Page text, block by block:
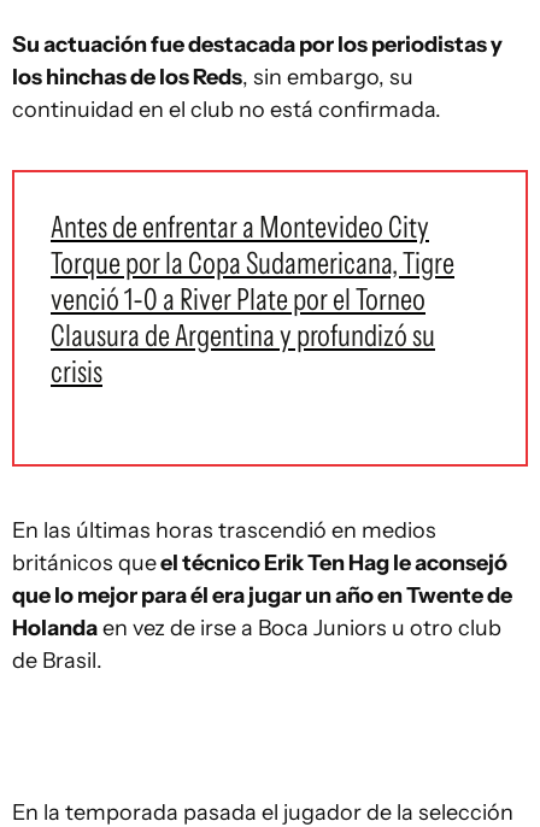
Su actuación fue destacada por los periodistas y
los hinchas de los Reds, sin embargo, su
continuidad en el club no está confirmada.
Antes de enfrentar a Montevideo City
Torque por la Copa Sudamericana, Tigre
venció 1-0 a River Plate por el Torneo
Clausura de Argentina y profundizó su
crisis
En las últimas horas trascendió en medios
británicos queel técnico Erik Ten Hag le aconsejó
que lo mejor para él era jugar un año en Twente de
Holandaen vez de irse a Boca Juniors u otro club
de Brasil.
En la temporada pasada el jugador de la selección